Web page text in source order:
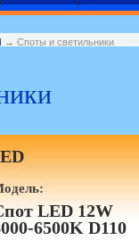
→ Споты и светильники
LED 12W
6500K D110